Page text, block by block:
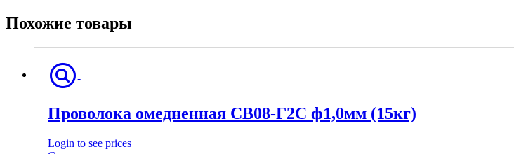
Похожие товары
Проволока омедненная СВ08-Г2С ф1,0мм (15кг)
Login to see prices